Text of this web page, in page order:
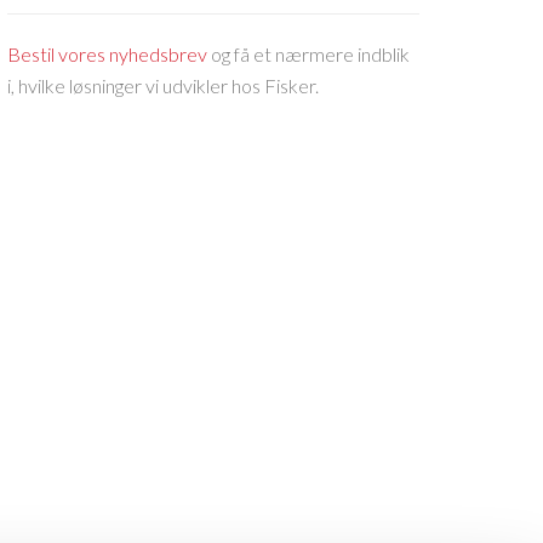
Bestil vores nyhedsbrev og få et nærmere indblik
i, hvilke løsninger vi udvikler hos Fisker.